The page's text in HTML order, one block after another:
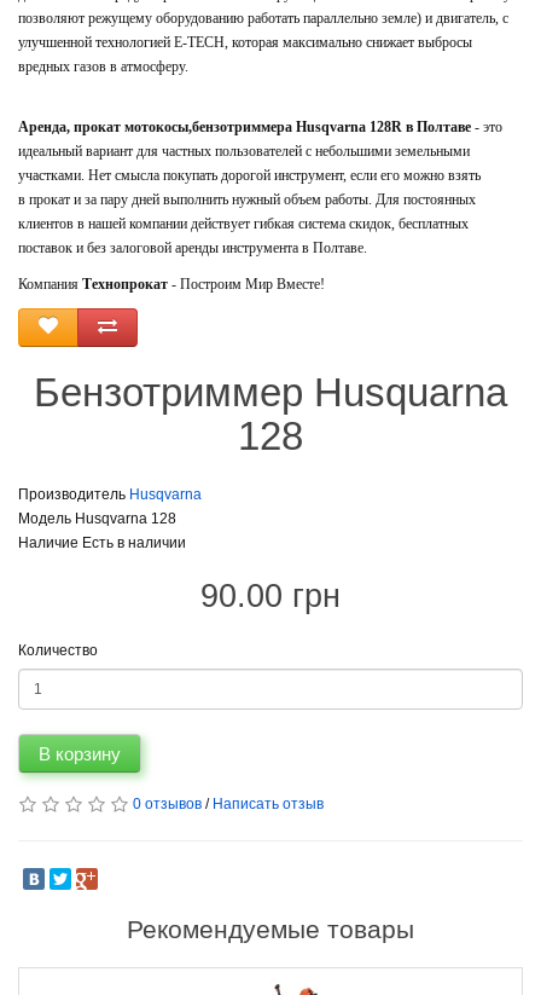
позволяют режущему оборудованию работать параллельно земле) и двигатель, с
улучшенной технологией E-TECH, которая максимально снижает выбросы
вредных газов в атмосферу.
Аренда, прокат мотокосы,бензотриммера Husqvarna 128R в Полтаве - это
идеальный вариант для частных пользователей с небольшими земельными
участками. Нет смысла покупать дорогой инструмент, если его можно взять
в прокат и за пару дней выполнить нужный объем работы. Для постоянных
клиентов в нашей компании действует гибкая система скидок, бесплатных
поставок и без залоговой аренды инструмента в Полтаве.
Компания Технопрокат - Построим Мир Вместе!
Бензотриммер Husquarna
128
Производитель Husqvarna
Модель Husqvarna 128
Наличие Есть в наличии
90.00 грн
Количество
В корзину
0 отзывов / Написать отзыв
Рекомендуемые товары